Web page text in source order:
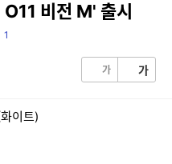
비전 M' 출시
댓1
가 가
이트)